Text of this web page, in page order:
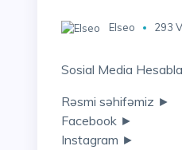
Elseo 293
Sosial Media
Rəsmi səhifəmiz ►
Facebook ►
Instagram ►